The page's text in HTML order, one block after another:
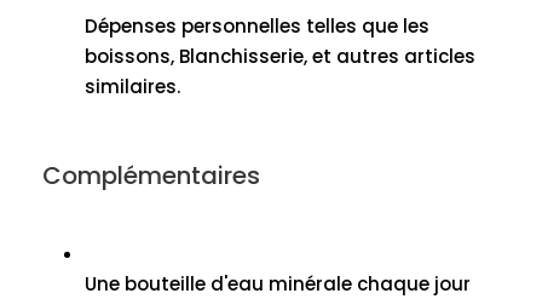
Dépenses personnelles telles que les
boissons, Blanchisserie, et autres articles
similaires.
Complémentaires
Une bouteille d'eau minérale chaque jour